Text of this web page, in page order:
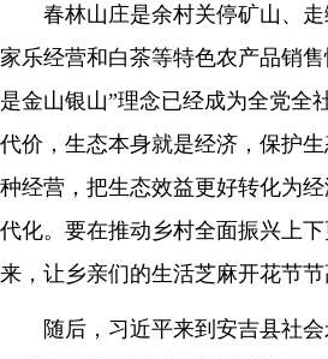
春林山庄是余村关停矿山、
家乐经营和白茶等特色农产品销
是金山银山”理念已经成为全党全
代价，生态本身就是经济，保护
种经营，把生态效益更好转化为
代化。要在推动乡村全面振兴上
来，让乡亲们的生活芝麻开花节节
随后，习近平来到安吉县社